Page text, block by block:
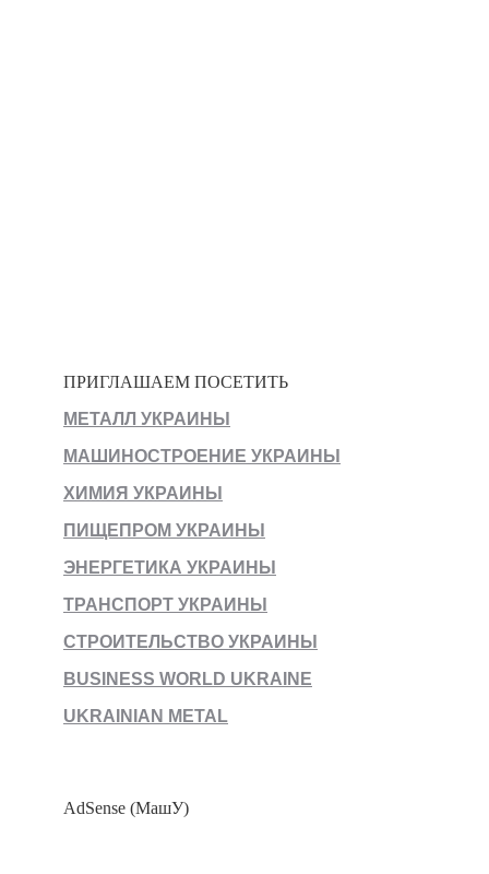
ПРИГЛАШАЕМ ПОСЕТИТЬ
МЕТАЛЛ УКРАИНЫ
МАШИНОСТРОЕНИЕ УКРАИНЫ
ХИМИЯ УКРАИНЫ
ПИЩЕПРОМ УКРАИНЫ
ЭНЕРГЕТИКА УКРАИНЫ
ТРАНСПОРТ УКРАИНЫ
СТРОИТЕЛЬСТВО УКРАИНЫ
BUSINESS WORLD UKRAINE
UKRAINIAN METAL
AdSense (МашУ)